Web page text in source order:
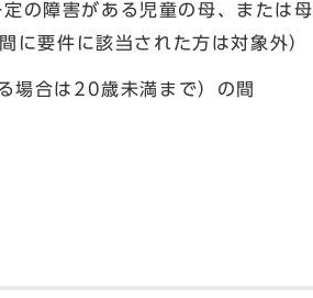
の障害がある児童の母、または母
要件に該当された方は対象外）
合は20歳未満まで）の間